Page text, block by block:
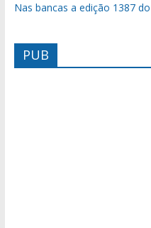
Nas bancas a edição 1387
PUB